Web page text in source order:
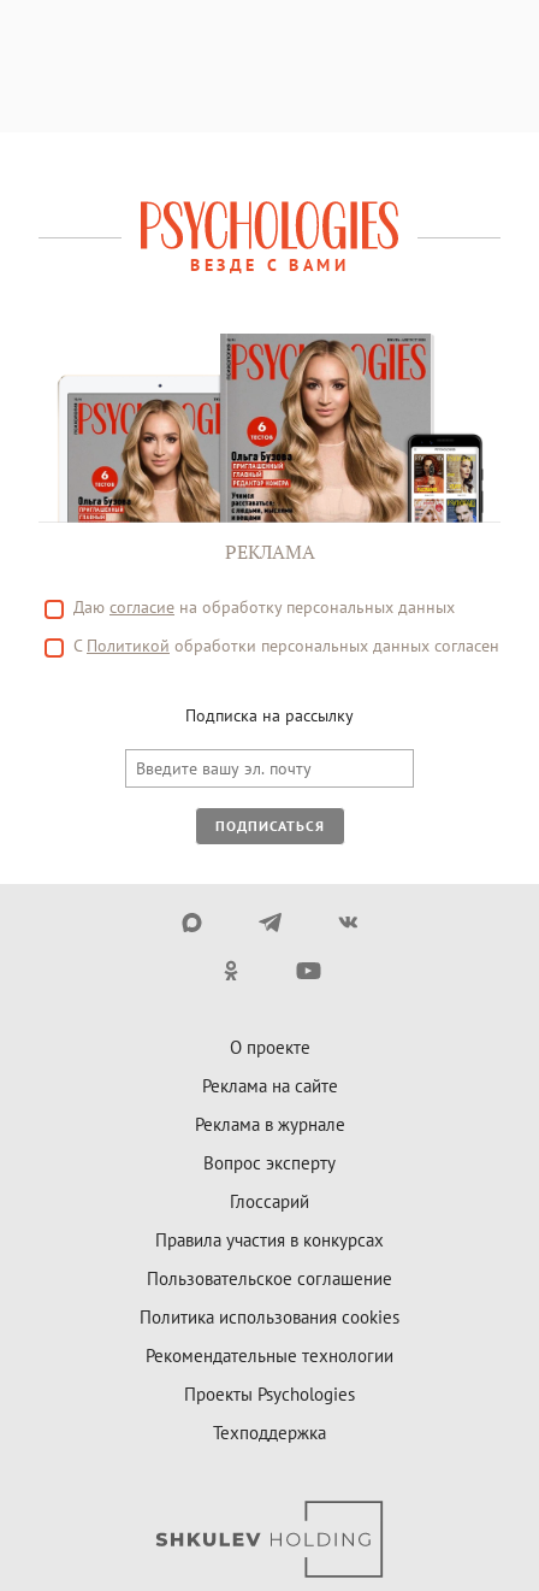
ВЕЗДЕ С ВАМИ
РЕКЛАМА
Даю согласие на обработку персональных данных
С Политикой обработки персональных данных согласен
Подписка на рассылку
ПОДПИСАТЬСЯ
О проекте
Реклама на сайте
Реклама в журнале
Вопрос эксперту
Глоссарий
Правила участия в конкурсах
Пользовательское соглашение
Политика использования cookies
Рекомендательные технологии
Проекты Psychologies
Техподдержка